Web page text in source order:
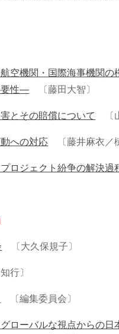
空機関・国際海事機関
要性― 〔藤田大智〕
とその賠償について 〔
への対応 〔藤井麻衣／
ロジェクト紛争の解決過
〔大久保規子〕
行〕
〔編集委員会〕
ーバルな視点からの日